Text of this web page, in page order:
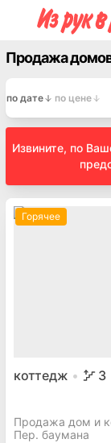
Продажа
по дате по цене
Извините, по
Горячее
коттедж 3
Продажа дом и
Пер. баумана